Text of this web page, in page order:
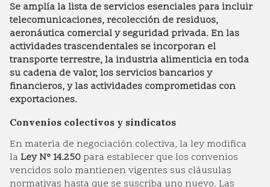
Se amplía la lista de servicios esenciales para incluir
telecomunicaciones, recolección de residuos,
aeronáutica comercial y seguridad privada. En las
actividades trascendentales se incorporan el
transporte terrestre, la industria alimenticia en toda
su cadena de valor, los servicios bancarios y
financieros, y las actividades comprometidas con
exportaciones.
Convenios colectivos y sindicatos
En materia de negociación colectiva, la ley modifica
la Ley N° 14.250 para establecer que los convenios
vencidos solo mantienen vigentes sus cláusulas
normativas hasta que se suscriba uno nuevo. Las